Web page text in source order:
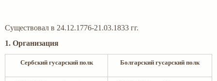
Существовал в 24.12.1776-21.03.1833 гг.
1. Организация
Сербский гусарский полк Болгарский гусарский полк